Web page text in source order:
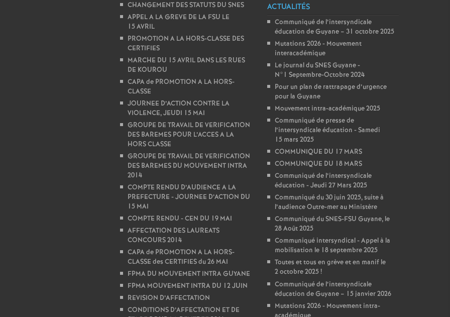
CHANGEMENT DES STATUTS DU SNES
APPEL A LA GREVE DE LA FSU LE
15 AVRIL
PROMOTION A LA HORS-CLASSE DES
CERTIFIES
MARCHE DU 15 AVRIL DANS LES RUES
DE KOUROU
CAPA de PROMOTION A LA HORS-
CLASSE
JOURNEE D’ACTION CONTRE LA
VIOLENCE, JEUDI 15 MAI
GROUPE DE TRAVAIL DE VERIFICATION
DES BAREMES POUR L’ACCES A LA
HORS CLASSE
GROUPE DE TRAVAIL DE VERIFICATION
DES BAREMES DU MOUVEMENT INTRA
2014
COMPTE RENDU D’AUDIENCE A LA
PREFECTURE - JOURNEE D’ACTION DU
15 MAI
COMPTE RENDU - CEN DU 19 MAI
AFFECTATION DES LAUREATS
CONCOURS 2014
CAPA de PROMOTION A LA HORS-
CLASSE des CERTIFIES du 26 MAI
FPMA DU MOUVEMENT INTRA GUYANE
FPMA MOUVEMENT INTRA DU 12 JUIN
REVISION D’AFFECTATION
CONDITIONS D’AFFECTATION ET DE
ACTUALITÉS
Communiqué de l’intersyndicale
éducation de Guyane – 31 octobre 2025
Mutations 2026 - Mouvement
interacadémique
Le journal du SNES Guyane -
N°1 Septembre-Octobre 2024
Pour un plan de rattrapage d’urgence
pour la Guyane
Mouvement intra-académique 2025
Communiqué de presse de
l’intersyndicale éducation - Samedi
15 mars 2025
COMMUNIQUE DU 17 MARS
COMMUNIQUE DU 18 MARS
Communiqué de l’intersyndicale
éducation - Jeudi 27 Mars 2025
Communiqué du 30 juin 2025, suite à
l’audience Outre-mer au Ministère
Communiqué du SNES-FSU Guyane, le
28 Août 2025
Communiqué intersyndical - Appel à la
mobilisation le 18 septembre 2025
Toutes et tous en grève et en manif le
2 octobre 2025!
Communiqué de l’intersyndicale
éducation de Guyane – 15 janvier 2026
Mutations 2026 - Mouvement intra-